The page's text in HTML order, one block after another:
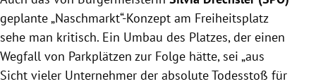
geplante „Naschmarkt“-Konzept am Freiheitsplatz
sehe man kritisch. Ein Umbau des Platzes, der einen
Wegfall von Parkplätzen zur Folge hätte, sei „aus
Sicht vieler Unternehmer der absolute Todesstoß für